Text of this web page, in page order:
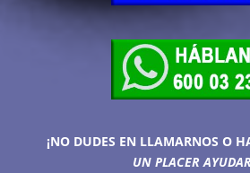
¡NO DUDES EN LLAMARNOS O
UN PLACER